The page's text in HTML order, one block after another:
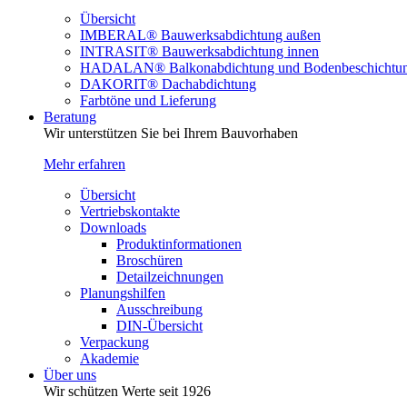
Übersicht
IMBERAL® Bauwerksabdichtung außen
INTRASIT® Bauwerksabdichtung innen
HADALAN® Balkonabdichtung und
DAKORIT® Dachabdichtung
Farbtöne und Lieferung
Beratung
Wir unterstützen Sie bei Ihrem Bauvorhaben
Mehr erfahren
Übersicht
Vertriebskontakte
Downloads
Produktinformationen
Broschüren
Detailzeichnungen
Planungshilfen
Ausschreibung
DIN-Übersicht
Verpackung
Akademie
Über uns
Wir schützen Werte seit 1926